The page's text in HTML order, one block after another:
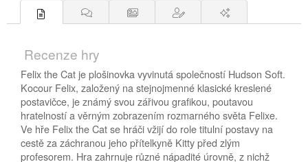
Recenze hry
Felix the Cat je plošinovka vyvinutá společností Hudson Soft.
Kocour Felix, založený na stejnojmenné klasické kreslené
postavičce, je známý svou zářivou grafikou, poutavou
hratelností a věrným zobrazením rozmarného světa Felixe.
Ve hře Felix the Cat se hráči vžijí do role titulní postavy na
cestě za záchranou jeho přítelkyně Kitty před zlým
profesorem. Hra zahrnuje různé nápadité úrovně, z nichž